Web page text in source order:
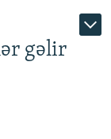
gəlir